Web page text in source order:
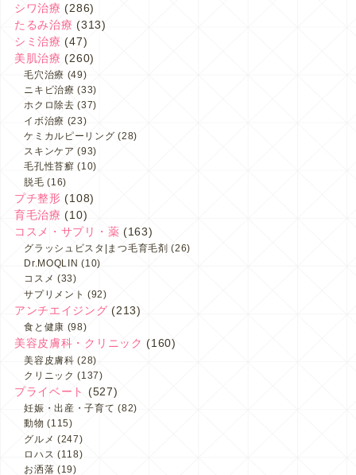
シワ治療 (286)
たるみ治療 (313)
シミ治療 (47)
美肌治療 (260)
毛穴治療 (49)
ニキビ治療 (33)
ホクロ除去 (37)
イボ治療 (23)
ケミカルピーリング (28)
スキンケア (93)
毛孔性苔癬 (10)
脱毛 (16)
プチ整形 (108)
育毛治療 (10)
コスメ・サプリ・薬 (163)
グラッシュビスタ|まつ毛育毛剤 (26)
Dr.MOQLIN (10)
コスメ (33)
サプリメント (92)
アンチエイジング (213)
食と健康 (98)
美容皮膚科・クリニック (160)
美容皮膚科 (28)
クリニック (137)
プライベート (527)
妊娠・出産・子育て (82)
動物 (115)
グルメ (247)
ロハス (118)
お洒落 (19)